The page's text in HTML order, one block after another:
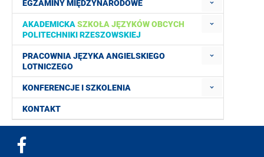
EGZAMINY MIĘDZYNARODOWE
AKADEMICKA SZKOŁA JĘZYKÓW OBCYCH
POLITECHNIKI RZESZOWSKIEJ
PRACOWNIA JĘZYKA ANGIELSKIEGO
LOTNICZEGO
KONFERENCJE I SZKOLENIA
KONTAKT